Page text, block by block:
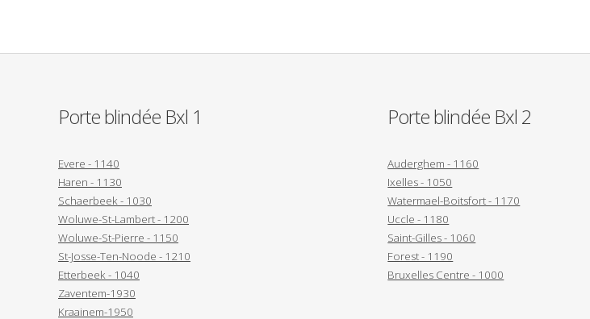
Porte blindée Bxl 1
Evere - 1140
Haren - 1130
Schaerbeek - 1030
Woluwe-St-Lambert - 1200
Woluwe-St-Pierre - 1150
St-Josse-Ten-Noode - 1210
Etterbeek - 1040
Zaventem-1930
Kraainem-1950
Porte blindée Bxl 2
Auderghem - 1160
Ixelles - 1050
Watermael-Boitsfort - 1170
Uccle - 1180
Saint-Gilles - 1060
Forest - 1190
Bruxelles Centre - 1000